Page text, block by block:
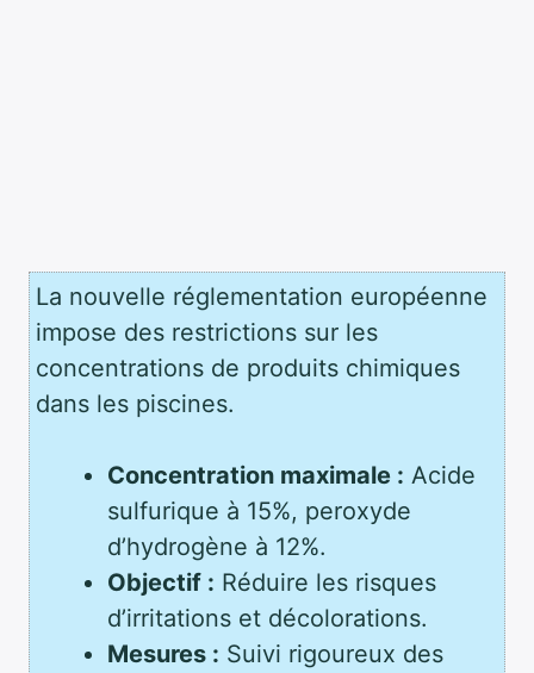
La nouvelle réglementation européenne
impose des restrictions sur les
concentrations de produits chimiques
dans les piscines.
Concentration maximale : Acide
sulfurique à 15%, peroxyde
d’hydrogène à 12%.
Objectif : Réduire les risques
d’irritations et décolorations.
Mesures : Suivi rigoureux des